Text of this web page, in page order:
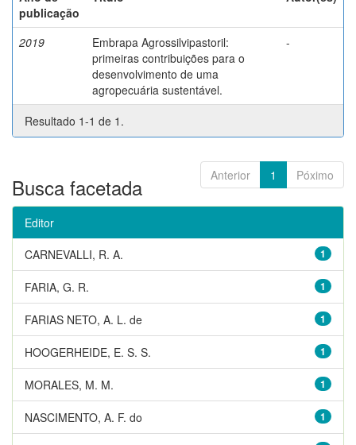
publicação
2019
Embrapa Agrossilvipastoril:
primeiras contribuições para o
desenvolvimento de uma
agropecuária sustentável.
-
Resultado 1-1 de 1.
Anterior 1 Póximo
Busca facetada
Editor
1
CARNEVALLI, R. A.
1
FARIA, G. R.
1
FARIAS NETO, A. L. de
1
HOOGERHEIDE, E. S. S.
1
MORALES, M. M.
1
NASCIMENTO, A. F. do